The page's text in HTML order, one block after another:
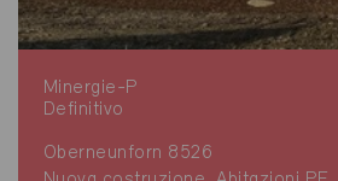
Minergie-P
Definitivo
Oberneunforn 8526